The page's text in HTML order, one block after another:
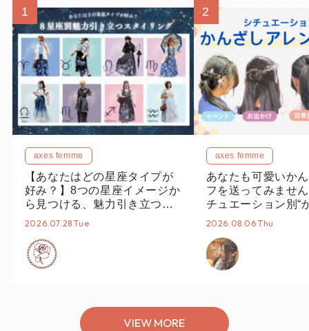
1
axes femme
【あなたはどの星座タイプが
好み？】8つの星座イメージか
ら見つける、魅力引き立つス
タイリング♡
2026.07.28 Tue
2
axes femme
あなたも可愛いか
フを送ってみませ
チュエーション別“
オススメ【ショッ
2026.08.06 Thu
VIEW MORE